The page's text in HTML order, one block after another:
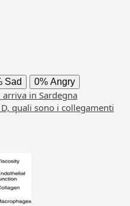
Sad 0% Angry
arriva in Sardegna
quali sono i collegamenti